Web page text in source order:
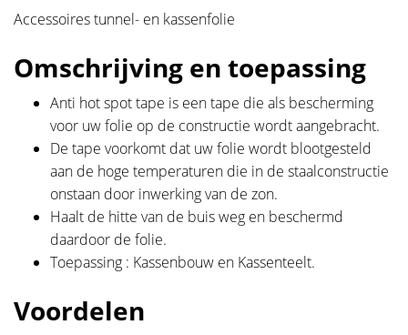
Accessoires tunnel- en kassenfolie
Omschrijving en toepassing
Anti hot spot tape is een tape die als bescherming
voor uw folie op de constructie wordt aangebracht.
De tape voorkomt dat uw folie wordt blootgesteld
aan de hoge temperaturen die in de staalconstructie
onstaan door inwerking van de zon.
Haalt de hitte van de buis weg en beschermd
daardoor de folie.
Toepassing : Kassenbouw en Kassenteelt.
Voordelen